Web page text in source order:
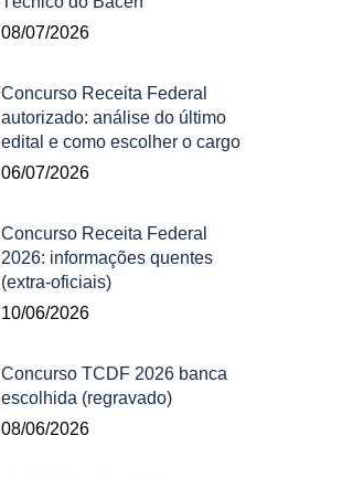
08/07/2026
Concurso Receita Federal
autorizado: análise do último
edital e como escolher o cargo
06/07/2026
Concurso Receita Federal
2026: informações quentes
(extra-oficiais)
10/06/2026
Concurso TCDF 2026 banca
escolhida (regravado)
08/06/2026